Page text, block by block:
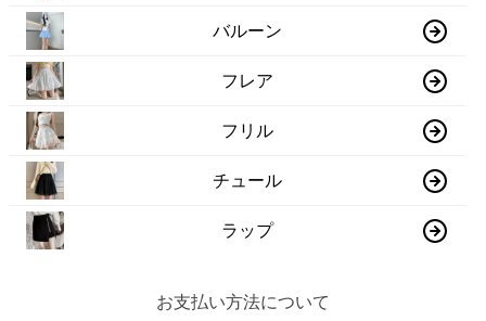
バルーン
フレア
フリル
チュール
ラップ
お支払い方法について